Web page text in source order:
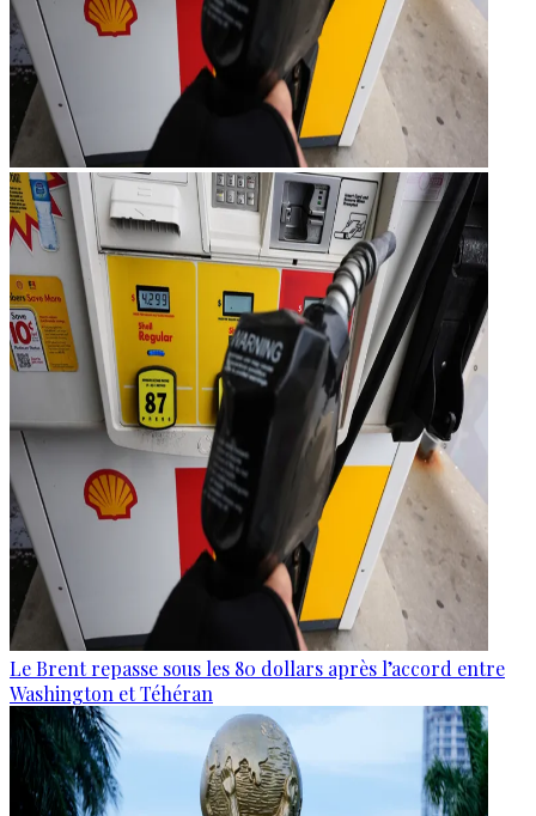
Le Brent repasse sous les 80 dollars après l’accord entre
Washington et Téhéran